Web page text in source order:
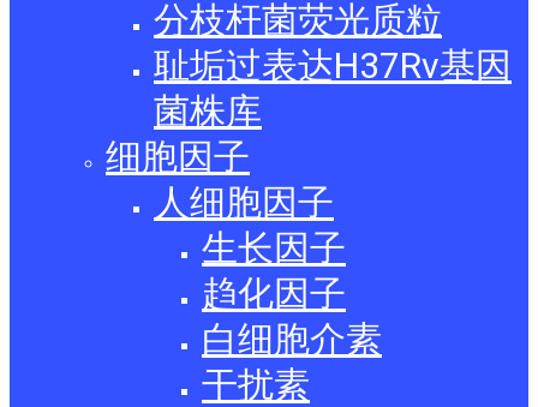
分枝杆菌荧光质粒
耻垢过表达H37Rv基因
菌株库
细胞因子
人细胞因子
生长因子
趋化因子
白细胞介素
干扰素